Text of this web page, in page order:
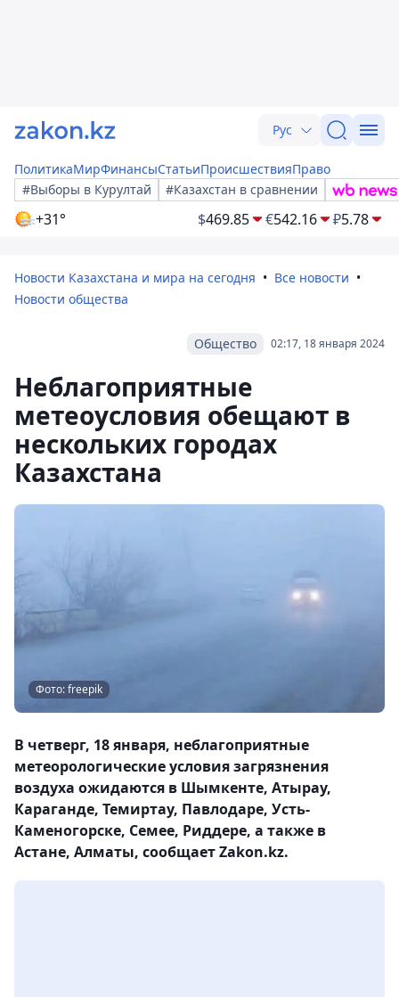
Рус
ПолитикаМирФинансыСтатьиПроисшествияПраво
#Выборы в Курултай
#Казахстан в сравнении
+31° $469.85 €542.16 ₽5.78
Новости Казахстана и мира на сегодня
Все новости
Новости общества
02:17, 18 января 2024
Общество
Неблагоприятные
метеоусловия обещают в
нескольких городах
Казахстана
Фото: freepik
В четверг, 18 января, неблагоприятные
метеорологические условия загрязнения
воздуха ожидаются в Шымкенте, Атырау,
Караганде, Темиртау, Павлодаре, Усть-
Каменогорске, Семее, Риддере, а также в
Астане, Алматы, сообщает Zakon.kz.